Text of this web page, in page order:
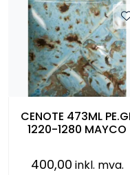
CENOTE 473ML
1220-1280 MAYCO
400,00 inkl. mva.